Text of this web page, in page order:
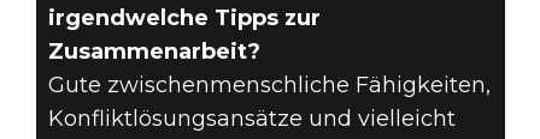
irgendwelche Tipps zur
Zusammenarbeit?
Gute zwischenmenschliche Fähigkeiten,
Konfliktlösungsansätze und vielleicht